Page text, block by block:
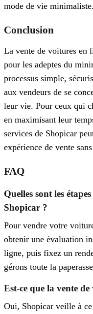
mode de vie minimaliste.
Conclusion
La vente de voitures en
pour les adeptes du
processus simple,
aux vendeurs de se
leur vie. Pour ceux qui
en maximisant leur
services de Shopicar
expérience de vente
FAQ
Quelles sont les
Shopicar ?
Pour vendre votre
obtenir une évaluation
ligne, puis fixez un
gérons toute la
Est-ce que la vente
Oui, Shopicar veille à